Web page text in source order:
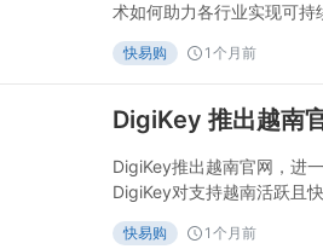
术如何助力各行业实现可
06月24日DigiKey推出《
后的元器件及技术。全球
领域，先进电
快易购 1个月前
DigiKey推出越南官网，进
DigiKey对支持越南活跃且
夫里弗福尔斯市-2026年
制造市场提供支持。全球
快易购 1个月前